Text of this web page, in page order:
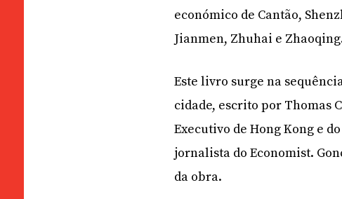
económico de Cantão,
Jianmen, Zhuhai e
Este livro surge na
cidade, escrito por Thomas
Executivo de Hong Kong e
jornalista do Economist.
da obra.